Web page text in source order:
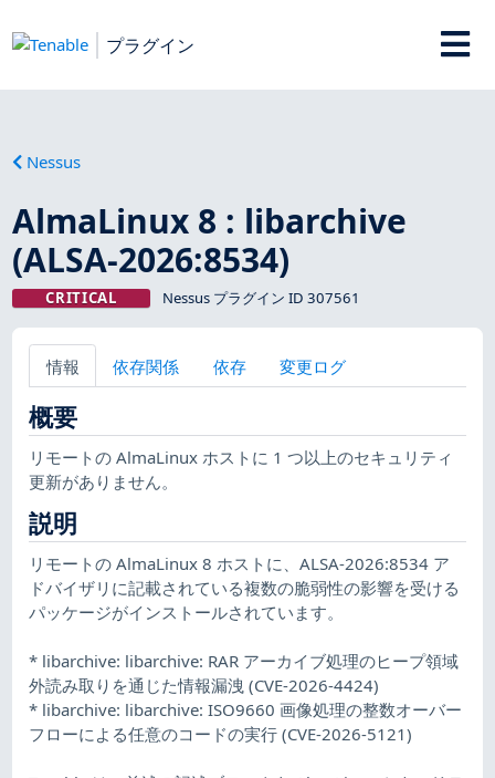
プラグイン
Nessus
AlmaLinux 8 : libarchive
(ALSA-2026:8534)
CRITICAL Nessus プラグイン ID 307561
情報 依存関係 依存 変更ログ
概要
リモートの AlmaLinux ホストに 1 つ以上のセキュリティ
更新がありません。
説明
リモートの AlmaLinux 8 ホストに、ALSA-2026:8534 ア
ドバイザリに記載されている複数の脆弱性の影響を受ける
パッケージがインストールされています。
* libarchive: libarchive: RAR アーカイブ処理のヒープ領域
外読み取りを通じた情報漏洩 (CVE-2026-4424)
* libarchive: libarchive: ISO9660 画像処理の整数オーバー
フローによる任意のコードの実行 (CVE-2026-5121)